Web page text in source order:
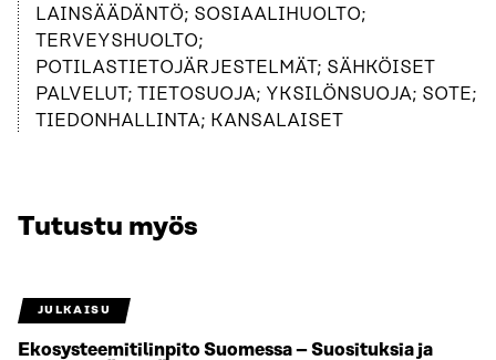
LAINSÄÄDÄNTÖ; SOSIAALIHUOLTO;
TERVEYSHUOLTO;
POTILASTIETOJÄRJESTELMÄT; SÄHKÖISET
PALVELUT; TIETOSUOJA; YKSILÖNSUOJA; SOTE;
TIEDONHALLINTA; KANSALAISET
Tutustu myös
JULKAISU
Ekosysteemitilinpito Suomessa – Suosituksia ja